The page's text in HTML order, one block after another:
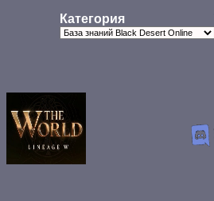
Категория